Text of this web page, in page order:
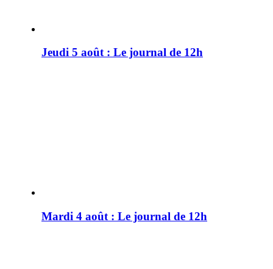
Jeudi 5 août : Le journal de 12h
Mardi 4 août : Le journal de 12h